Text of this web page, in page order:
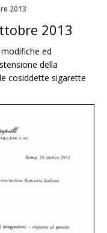
2013
2013
ed
della
cosiddette sigarette